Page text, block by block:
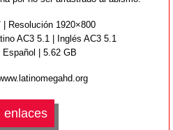
Resolución 1920×800
AC3 5.1 | Inglés AC3 5.1
| 5.62 GB
enlaces